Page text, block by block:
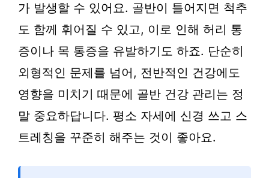
가 발생할 수 있어요. 골반이 틀어지면 척추
도 함께 휘어질 수 있고, 이로 인해 허리 통
증이나 목 통증을 유발하기도 하죠. 단순히
외형적인 문제를 넘어, 전반적인 건강에도
영향을 미치기 때문에 골반 건강 관리는 정
말 중요하답니다. 평소 자세에 신경 쓰고 스
트레칭을 꾸준히 해주는 것이 좋아요.